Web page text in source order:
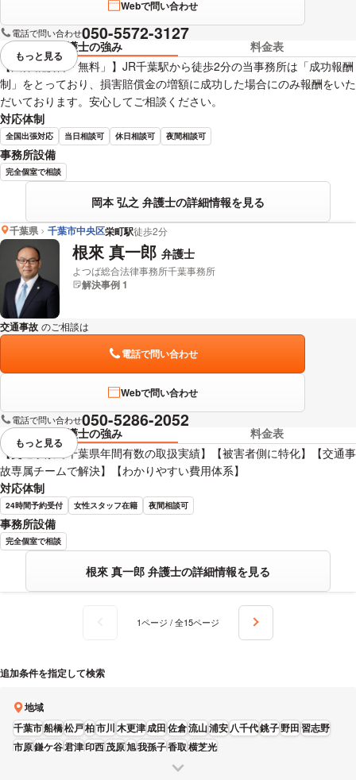
Webで問い合わせ
電話で問い合わせ050-5572-3127
弁護士の強み
料金表
【法律相談料「無料」】JR千葉駅から徒歩2分の当事務所は「成功報酬
制」をとっており、損害賠償金の増額に成功した場合にのみ報酬をいた
だいております。安心してご相談ください。
対応体制
全国出張対応 当日相談可 休日相談可 夜間相談可
事務所設備
完全個室で相談
岡本 弘之 弁護士の詳細情報を見る
視覚的に省略されている要素を
もっと見る
千葉県 千葉市中央区栄町駅徒歩2分
根來 真一郎 弁護士
よつば総合法律事務所千葉事務所
解決事例 1
交通事故 のご相談は
電話で問い合わせ
Webで問い合わせ
電話で問い合わせ050-5286-2052
弁護士の強み
料金表
【交通事故で千葉県年間有数の取扱実績】【被害者側に特化】【交通事
故専属チームで解決】【わかりやすい費用体系】
対応体制
24時間予約受付 女性スタッフ在籍 夜間相談可
事務所設備
完全個室で相談
根來 真一郎 弁護士の詳細情報を見る
視覚的に省略されている要素を
もっと見る
1ページ / 全15ページ
追加条件を指定して検索
地域
千葉市船橋松戸柏市川木更津成田佐倉流山浦安八千代銚子野田習志野
市原鎌ケ谷君津印西茂原旭我孫子香取横芝光